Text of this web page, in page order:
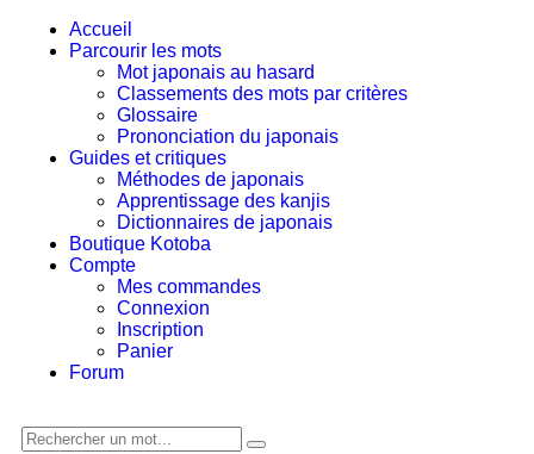
Accueil
Parcourir les mots
Mot japonais au hasard
Classements des mots par critères
Glossaire
Prononciation du japonais
Guides et critiques
Méthodes de japonais
Apprentissage des kanjis
Dictionnaires de japonais
Boutique Kotoba
Compte
Mes commandes
Connexion
Inscription
Panier
Forum